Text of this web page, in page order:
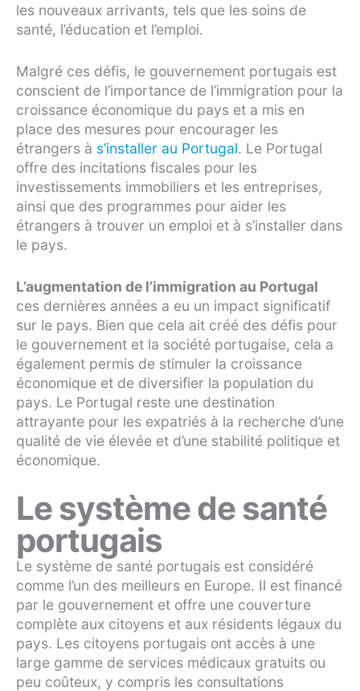
les nouveaux arrivants, tels que les soins de
santé, l’éducation et l’emploi.
Malgré ces défis, le gouvernement portugais est
conscient de l’importance de l’immigration pour la
croissance économique du pays et a mis en
place des mesures pour encourager les
étrangers à s’installer au Portugal. Le Portugal
offre des incitations fiscales pour les
investissements immobiliers et les entreprises,
ainsi que des programmes pour aider les
étrangers à trouver un emploi et à s’installer dans
le pays.
L’augmentation de l’immigration au Portugal
ces dernières années a eu un impact significatif
sur le pays. Bien que cela ait créé des défis pour
le gouvernement et la société portugaise, cela a
également permis de stimuler la croissance
économique et de diversifier la population du
pays. Le Portugal reste une destination
attrayante pour les expatriés à la recherche d’une
qualité de vie élevée et d’une stabilité politique et
économique.
Le système de santé
portugais
Le système de santé portugais est considéré
comme l’un des meilleurs en Europe. Il est financé
par le gouvernement et offre une couverture
complète aux citoyens et aux résidents légaux du
pays. Les citoyens portugais ont accès à une
large gamme de services médicaux gratuits ou
peu coûteux, y compris les consultations